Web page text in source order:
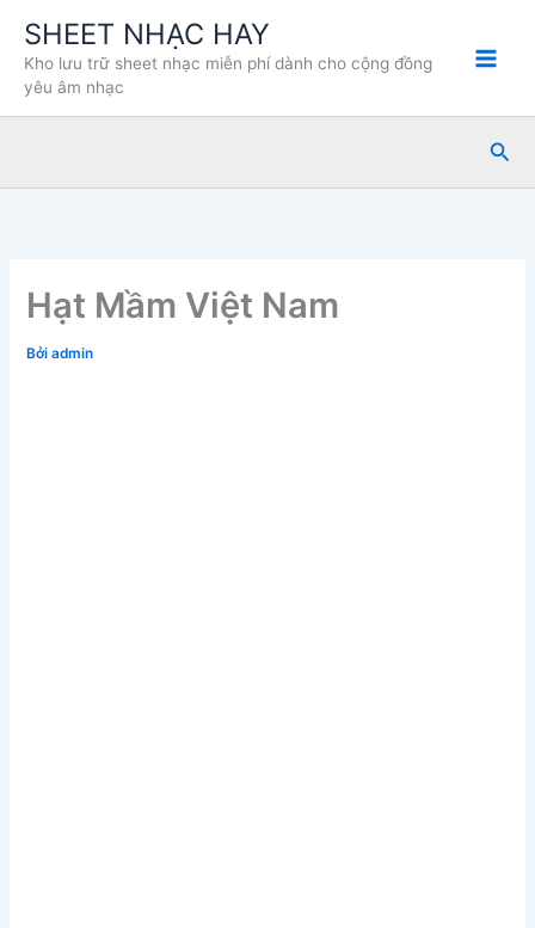
dung
SHEET NHẠC HAY
Kho lưu trữ sheet nhạc miễn phí dành cho cộng đồng
yêu âm nhạc
Tìm
Hạt Mầm Việt Nam
Bởiadmin